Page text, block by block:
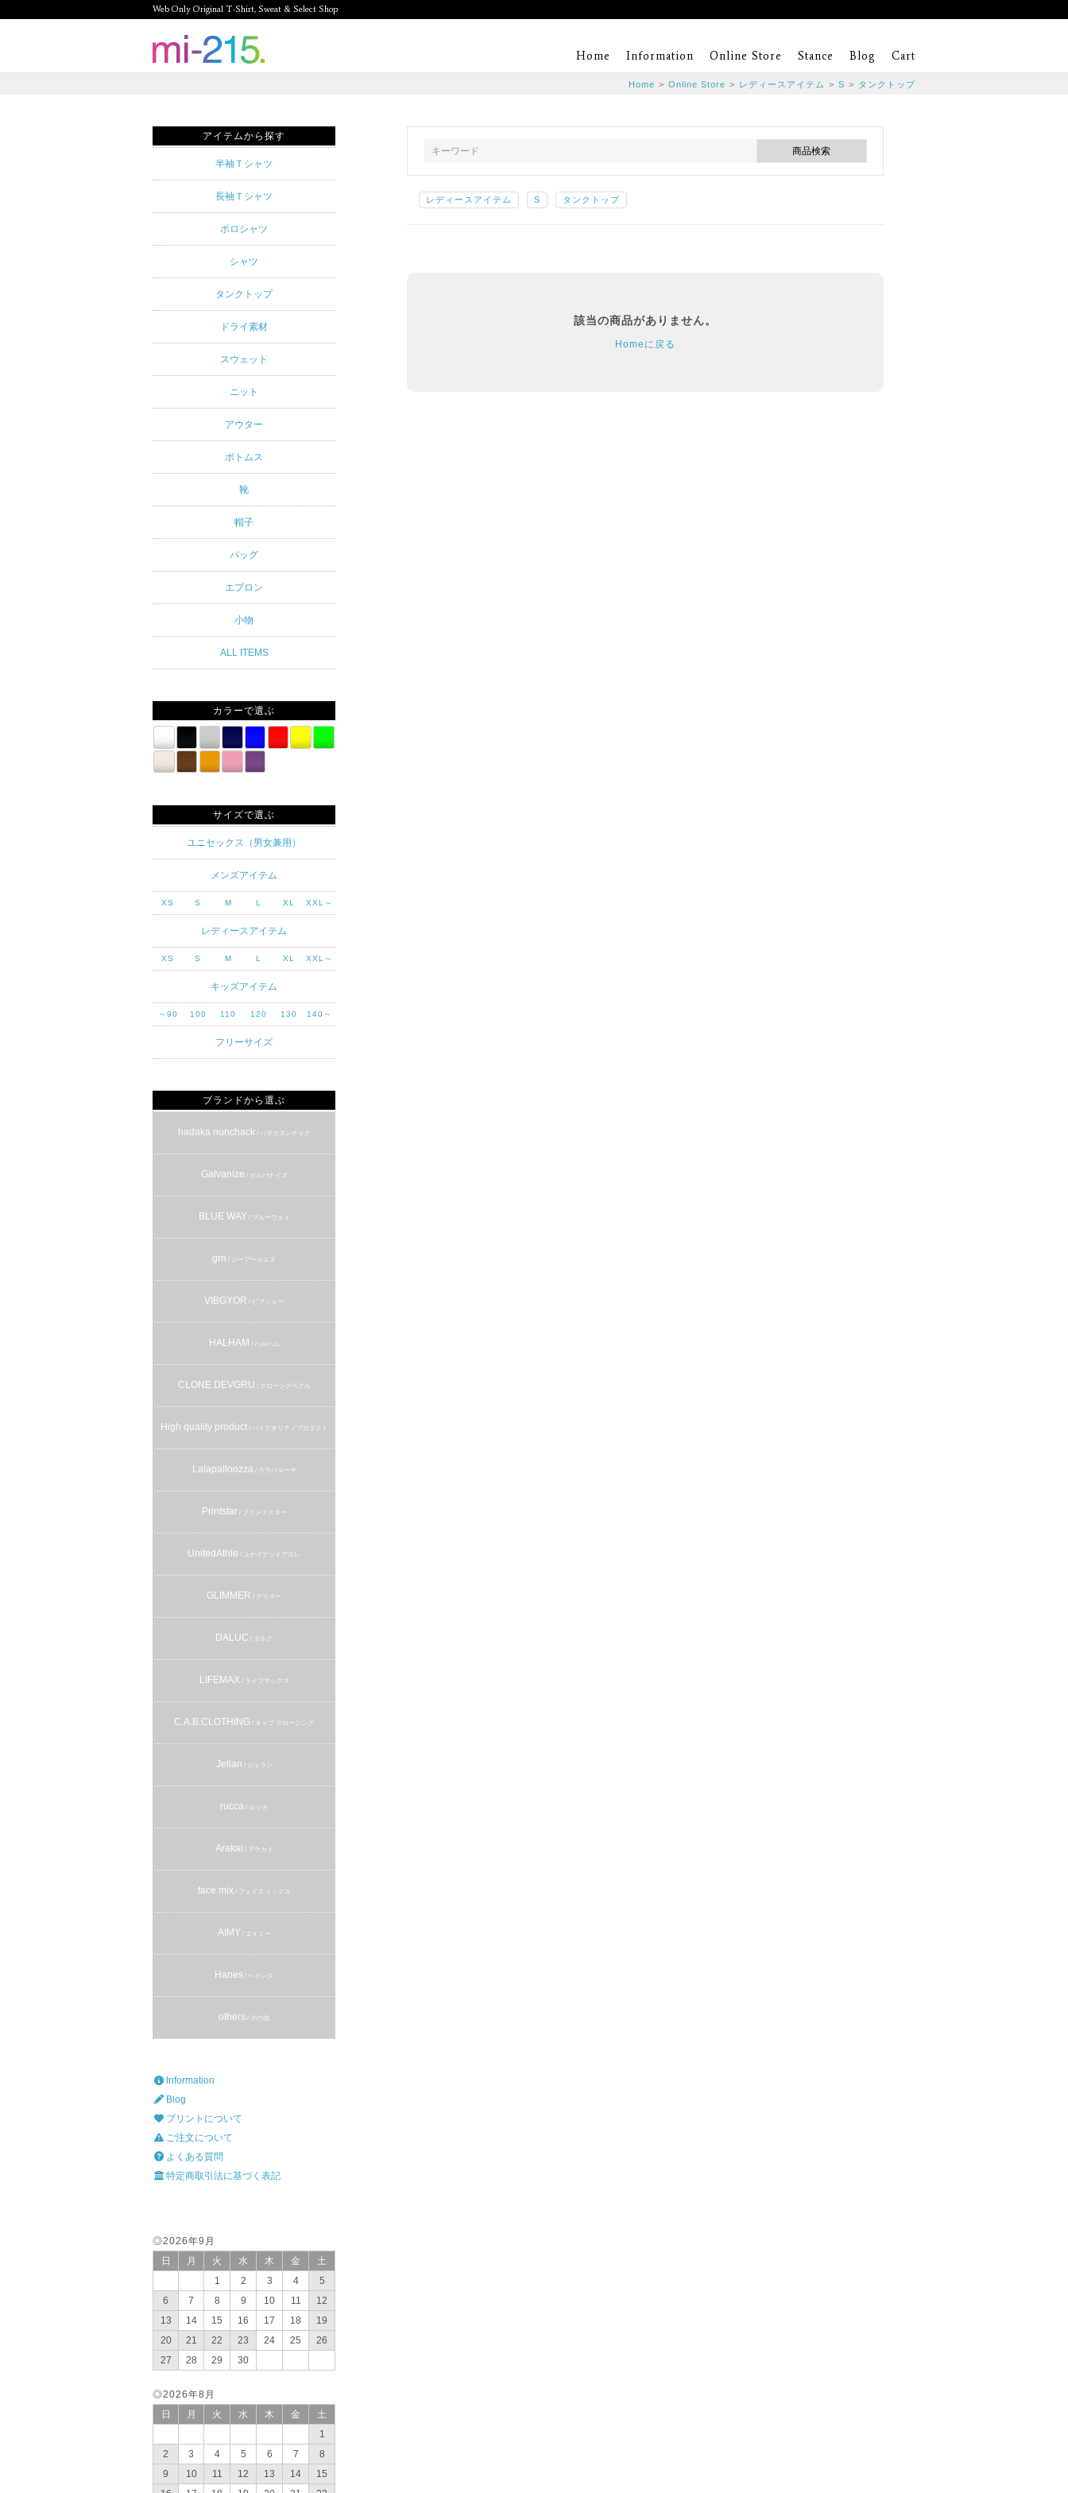
Web Only Original T-Shirt, Sweat & Select Shop
mi-215.
Original T-
Sweat &
Shop mi-
215. Tシャ
ツを中心と
したカジュ
アルスタイ
ルブランド
専門通販
Home Information Online Store Stance Blog Cart
Home > Online Store > レディースアイテム > S > タンクトップ
レディースアイテム S タンクトップ
該当の商品がありません。
Homeに戻る
アイテムから探す
半袖Ｔシャツ
長袖Ｔシャツ
ポロシャツ
シャツ
タンクトップ
ドライ素材
スウェット
ニット
アウター
ボトムス
靴
帽子
バッグ
エプロン
小物
ALL ITEMS
カラーで選ぶ
サイズで選ぶ
ユニセックス（男女兼用）
メンズアイテム
XS S M L XL XXL～
レディースアイテム
XS S M L XL XXL～
キッズアイテム
～90 100 110 120 130 140～
フリーサイズ
ブランドから選ぶ
hadaka nunchack/ ハダカヌンチャク
Galvanize / ガルバナイズ
BLUE WAY / ブルーウェイ
grn / ジーアールエヌ
VIBGYOR / ビブジョー
HALHAM / ハルハム
CLONE DEVGRU / クローンデベグル
High quality product/ ハイクオリティプロダクト
Lalapalloozza/ ララパルーザ
Printstar / プリントスター
UnitedAthle / ユナイテッドアスレ
GLIMMER / グリマー
DALUC / ダルク
LIFEMAX / ライフマックス
C.A.B.CLOTHING / キャブ クロージング
Jellan / ジェラン
rucca / ルッカ
Arakai / アラカイ
face mix/ フェイス ミックス
AIMY / エイミー
Hanes / ヘインズ
others / その他
Information
Blog
プリントについて
ご注文について
よくある質問
特定商取引法に基づく表記
◎2026年9月
日
月 火 水 木 金
土
1
2 3 4
5
6
7 8 9 10 11
12
13
14 15 16 17 18
19
20
21 22 23 24 25
26
27
28 29 30
◎2026年8月
日
月 火 水 木 金
土
1
2
3 4 5 6 7
8
9
10 11 12 13 14
15